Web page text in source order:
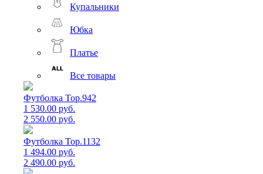
Купальники
Юбка
Платье
Все товары
Футболка Top.942
1 530.00 руб.
2 550.00 руб.
Футболка Top.1132
1 494.00 руб.
2 490.00 руб.